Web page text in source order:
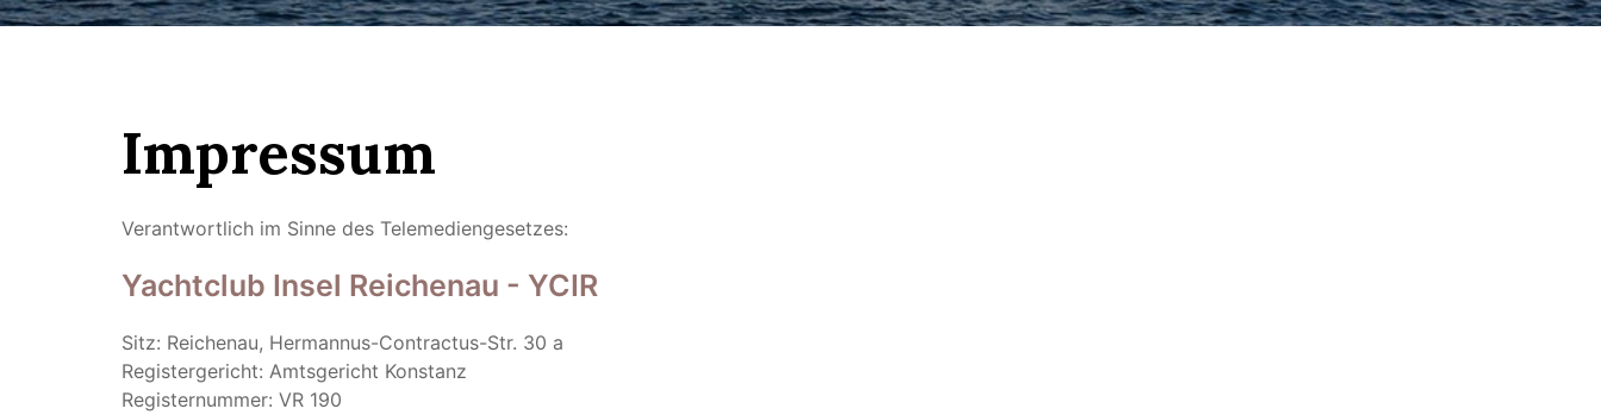
Impressum
Verantwortlich im Sinne des Telemediengesetzes:
Yachtclub Insel Reichenau - YCIR
Sitz: Reichenau, Hermannus-Contractus-Str. 30 a
Registergericht: Amtsgericht Konstanz
Registernummer: VR 190